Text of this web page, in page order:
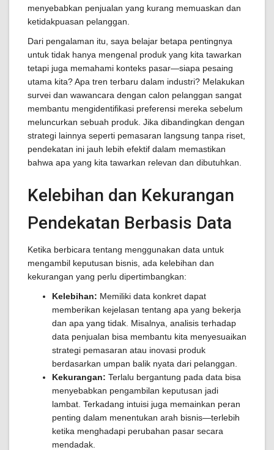
menyebabkan penjualan yang kurang memuaskan dan
ketidakpuasan pelanggan.
Dari pengalaman itu, saya belajar betapa pentingnya
untuk tidak hanya mengenal produk yang kita tawarkan
tetapi juga memahami konteks pasar—siapa pesaing
utama kita? Apa tren terbaru dalam industri? Melakukan
survei dan wawancara dengan calon pelanggan sangat
membantu mengidentifikasi preferensi mereka sebelum
meluncurkan sebuah produk. Jika dibandingkan dengan
strategi lainnya seperti pemasaran langsung tanpa riset,
pendekatan ini jauh lebih efektif dalam memastikan
bahwa apa yang kita tawarkan relevan dan dibutuhkan.
Kelebihan dan Kekurangan
Pendekatan Berbasis Data
Ketika berbicara tentang menggunakan data untuk
mengambil keputusan bisnis, ada kelebihan dan
kekurangan yang perlu dipertimbangkan:
Kelebihan: Memiliki data konkret dapat
memberikan kejelasan tentang apa yang bekerja
dan apa yang tidak. Misalnya, analisis terhadap
data penjualan bisa membantu kita menyesuaikan
strategi pemasaran atau inovasi produk
berdasarkan umpan balik nyata dari pelanggan.
Kekurangan: Terlalu bergantung pada data bisa
menyebabkan pengambilan keputusan jadi
lambat. Terkadang intuisi juga memainkan peran
penting dalam menentukan arah bisnis—terlebih
ketika menghadapi perubahan pasar secara
mendadak.